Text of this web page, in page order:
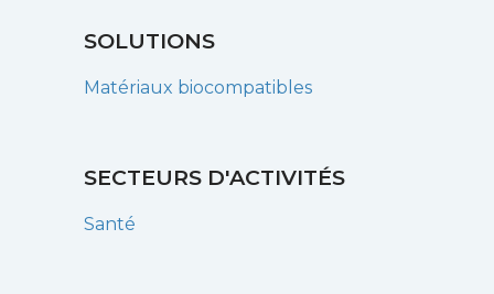
SOLUTIONS
Matériaux biocompatibles
SECTEURS D'ACTIVITÉS
Santé